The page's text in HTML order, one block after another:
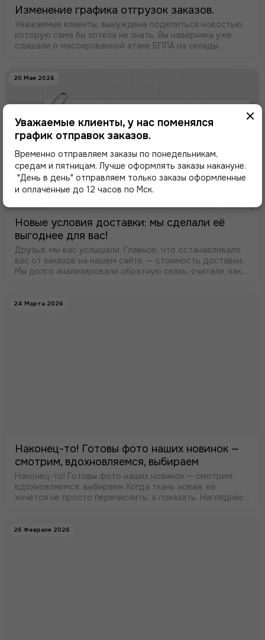
Изменение графика отгрузок заказов.
Уважаемые клиенты, вынуждена поделиться новостью,
которую сама бы хотела не знать. Вы наверняка уже
слышали о массированной атаке БПЛА на склады
20 Мая 2026
Новые условия доставки: мы сделали её
выгоднее для вас!
Друзья, мы вас услышали. Главное, что останавливало
вас от заказов на нашем сайте, — стоимость доставки.
Мы долго анализировали обратную связь, считали, как
24 Марта 2026
Наконец-то! Готовы фото наших новинок —
смотрим, вдохновляемся, выбираем
Наконец-то! Готовы фото наших новинок — смотрим,
вдохновляемся, выбираем Когда ткань новая, её
хочется не просто перечислить, а показать. Нагляднее
26 Февраля 2026
Уважаемые клиенты, у нас поменялся
график отправок заказов.
Временно отправляем заказы по понедельникам,
средам и пятницам. Лучше оформлять заказы накануне.
"День в день" отправляем только заказы оформленные
и оплаченные до 12 часов по Мск.